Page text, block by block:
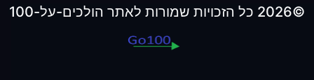
©2026 כל הזכויות שמורות לאתר הולכים-על-100